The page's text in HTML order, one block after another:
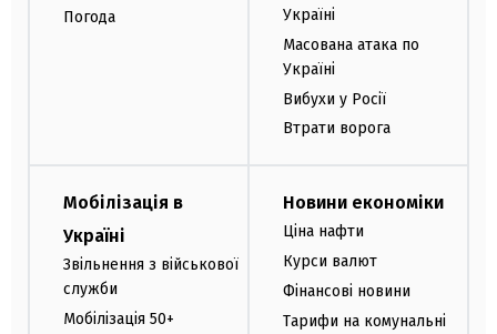
Погода
Україні
Масована атака по
Україні
Вибухи у Росії
Втрати ворога
Мобілізація в
Україні
Звільнення з військової
служби
Мобілізація 50+
Новини економіки
Ціна нафти
Курси валют
Фінансові новини
Тарифи на комунальні